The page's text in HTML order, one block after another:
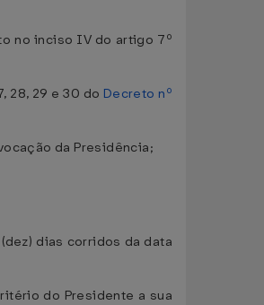
no inciso IV do artigo 7º
28, 29 e 30 do Decreto nº
da Presidência;
dias corridos da data
do Presidente a sua